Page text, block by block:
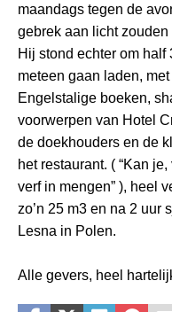
maandags tegen de
gebrek aan licht
Hij stond echter om half
meteen gaan laden,
Engelstalige boeken,
voorwerpen van Hotel
de doekhouders en de
het restaurant. ( “Kan
verf in mengen” ), heel
zo’n 25 m3 en na 2 uur
Lesna in Polen.
Alle gevers, heel